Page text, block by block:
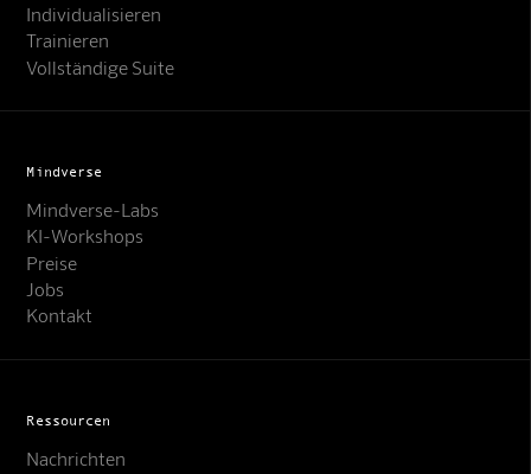
Individualisieren
Trainieren
Vollständige Suite
Mindverse
Mindverse-Labs
KI-Workshops
Preise
Jobs
Kontakt
Ressourcen
Nachrichten